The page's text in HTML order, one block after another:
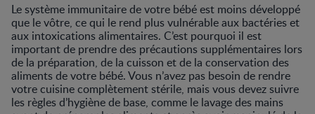
Le système immunitaire de votre bébé est moins développé
que le vôtre, ce qui le rend plus vulnérable aux bactéries et
aux intoxications alimentaires. C’est pourquoi il est
important de prendre des précautions supplémentaires lors
de la préparation, de la cuisson et de la conservation des
aliments de votre bébé. Vous n’avez pas besoin de rendre
votre cuisine complètement stérile, mais vous devez suivre
les règles d’hygiène de base, comme le lavage des mains